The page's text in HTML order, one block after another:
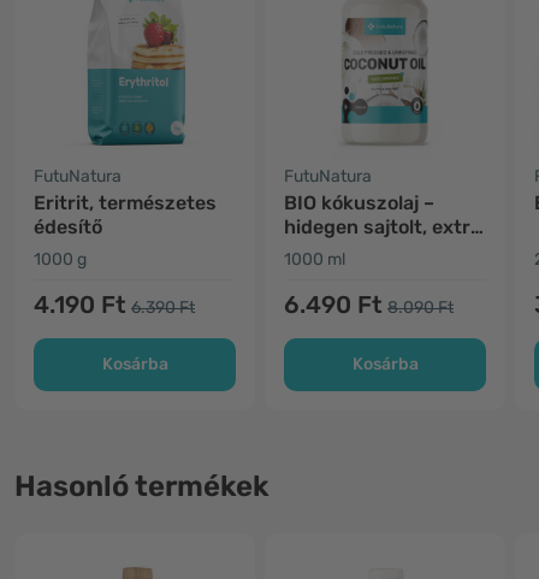
FutuNatura
Eritrit, természetes
édesítő
1000 g
4.190 Ft 6.390 Ft
Kosárba
FutuNatura
BIO kókuszolaj –
hidegen sajtolt, extra
szűz
1000 ml
6.490 Ft 8.090 Ft
Kosárba
Hasonló termékek